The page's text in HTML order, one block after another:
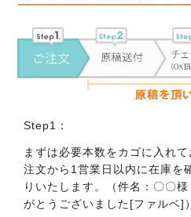
Step1：
まずは必要本数をカゴに入れ
注文から1営業日以内に在庫を
りいたします。（件名：〇〇
がとうございました[ファルベ]）